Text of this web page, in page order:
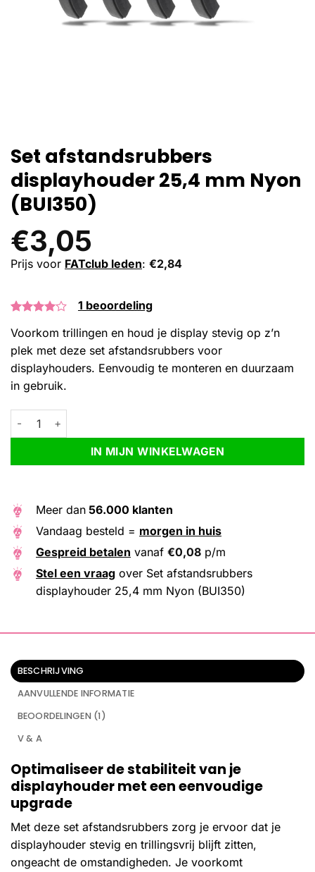
Set afstandsrubbers
displayhouder 25,4 mm Nyon
(BUI350)
€3,05
Prijs voor FATclub leden: €2,84
4.00op
gebaseerd
op
klantbeoordeling
1 beoordeling
Voorkom trillingen en houd je display stevig op z’n
plek met deze set afstandsrubbers voor
displayhouders. Eenvoudig te monteren en duurzaam
in gebruik.
Set afstandsrubbers displayhouder 25,4 mm Nyon (BUI350)
IN MIJN WINKELWAGEN
Alternative:
Meer dan 56.000 klanten
Vandaag besteld = morgen in huis
Gespreid betalen vanaf €0,08 p/m
Stel een vraag over Set afstandsrubbers
displayhouder 25,4 mm Nyon (BUI350)
BESCHRIJVING
AANVULLENDE INFORMATIE
BEOORDELINGEN (1)
V & A
Optimaliseer de stabiliteit van je
displayhouder met een eenvoudige
upgrade
Met deze set afstandsrubbers zorg je ervoor dat je
displayhouder stevig en trillingsvrij blijft zitten,
ongeacht de omstandigheden. Je voorkomt